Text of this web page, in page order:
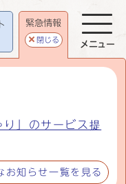
緊急情報
閉じる
」のサービス提
お知らせ一覧を見る
メニュー